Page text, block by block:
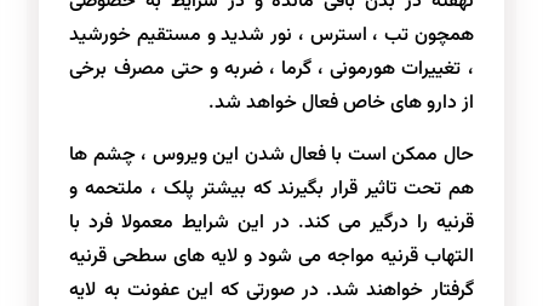
همچون تب ، استرس ، نور شدید و مستقیم خورشید
، تغییرات هورمونی ، گرما ، ضربه و حتی مصرف برخی
از دارو های خاص فعال خواهد شد.
حال ممکن است با فعال شدن این ویروس ، چشم ها
هم تحت تاثیر قرار بگیرند که بیشتر پلک ، ملتحمه و
قرنیه را درگیر می کند. در این شرایط معمولا فرد با
التهاب قرنیه مواجه می شود و لایه های سطحی قرنیه
گرفتار خواهند شد. در صورتی که این عفونت به لایه